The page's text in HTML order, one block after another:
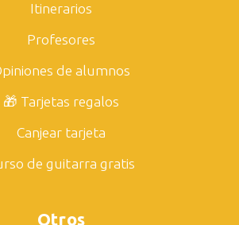
Itinerarios
Profesores
de alumnos
🎁 Tarjetas regalos
Canjear tarjeta
de guitarra gratis
Otros